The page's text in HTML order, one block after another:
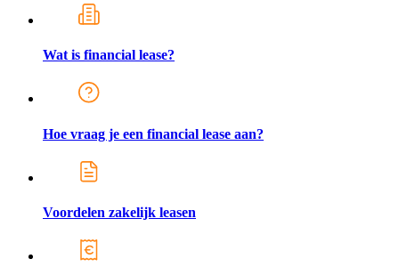
Wat is financial lease?
Hoe vraag je een financial lease aan?
Voordelen zakelijk leasen